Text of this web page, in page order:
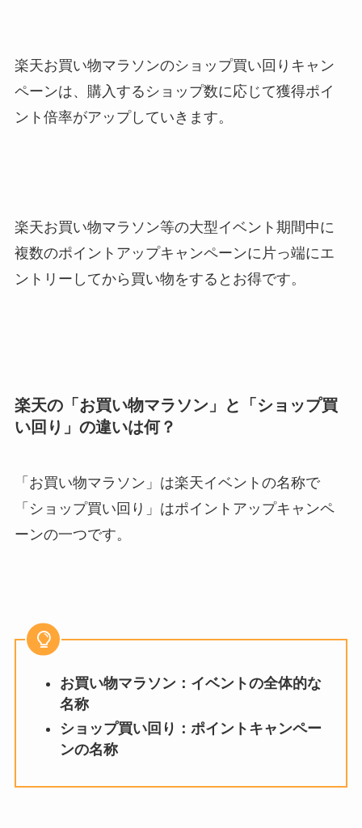
楽天お買い物マラソンのショップ買い回りキャン
ペーンは、購入するショップ数に応じて獲得ポイ
ント倍率がアップしていきます。
楽天お買い物マラソン等の大型イベント期間中に
複数のポイントアップキャンペーンに片っ端にエ
ントリーしてから買い物をするとお得です。
楽天の「お買い物マラソン」と「ショップ買
い回り」の違いは何？
「お買い物マラソン」は楽天イベントの名称で
「ショップ買い回り」はポイントアップキャンペ
ーンの一つです。
お買い物マラソン：イベントの全体的な
名称
ショップ買い回り：ポイントキャンペー
ンの名称